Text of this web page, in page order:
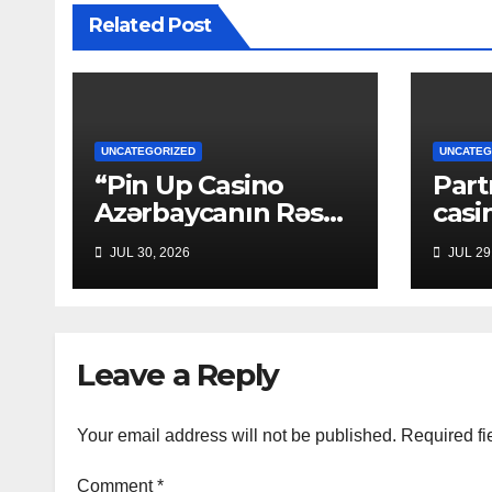
Related Post
UNCATEGORIZED
“Pin Up Casino ️
Azərbaycanın Rəsmi
Saytı”
JUL 30, 2026
Kan
ind?
JUL
Leave a Reply
Your email address will not be published. Required
Comment*